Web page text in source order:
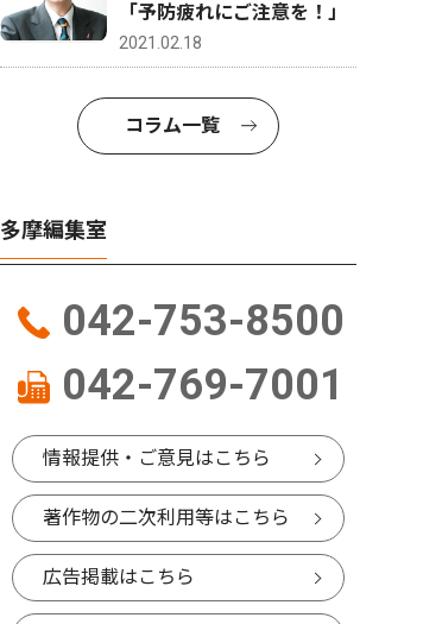
4
「予防疲れにご注意を！」
2021.02.18
コラム一覧
多摩編集室
042-753-8500
042-769-7001
情報提供・ご意見はこちら
著作物の二次利用等はこちら
広告掲載はこちら